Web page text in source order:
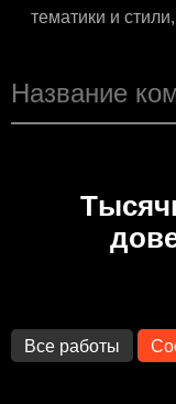
тематики и
Все работы